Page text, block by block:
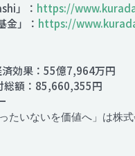
」： https://
金」： https://
効果：55億7,964万円
額：85,660,355円
いないを価値へ」は株